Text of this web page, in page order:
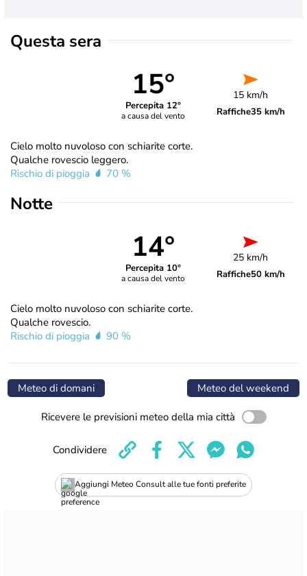
Questa sera
15°
Percepita 12°
a causa del vento
15 km/h
Raffiche35 km/h
Cielo molto nuvoloso con schiarite corte.
Qualche rovescio leggero.
Rischio di pioggia
70 %
Notte
14°
Percepita 10°
a causa del vento
25 km/h
Raffiche50 km/h
Cielo molto nuvoloso con schiarite corte.
Qualche rovescio.
Rischio di pioggia
90 %
Meteo di domani Meteo del weekend
Ricevere le previsioni meteo della mia città
Aggiungi Meteo Consult alle tue fonti preferite
Condividere